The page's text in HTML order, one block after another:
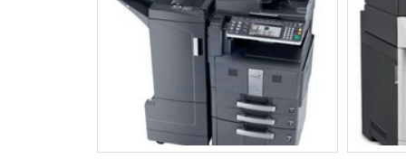
automático pode ser uma grande
amplia a versatilidade do equipamento.
você consiga imprimir diretamente de
diretamente da nuvem também é um
COMPARAÇÃO DE